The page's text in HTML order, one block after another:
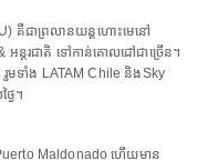
គឺជាព្រលានយន្តហោះមេនៅ
ន្តរជាតិ ទៅកាន់គោលដៅជាច្រើន។
មទាំង LATAM Chile និង​Sky
ងៃ។
Maldonado ហើយមាន